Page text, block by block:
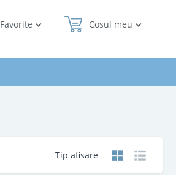
Cosul meu
Favorite
Tip afisare